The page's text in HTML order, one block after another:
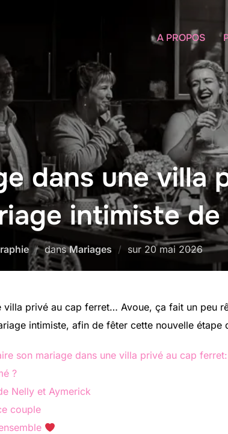
A PROPOS
dans une villa
intimiste
dansMariages sur Publié
20 mai 2026
villa privé au cap ferret… Avoue, ça fait un peu
intimiste, afin de fêter cette nouvelle
son mariage dans une villa privé au cap
?
Nelly et Aymerick
couple